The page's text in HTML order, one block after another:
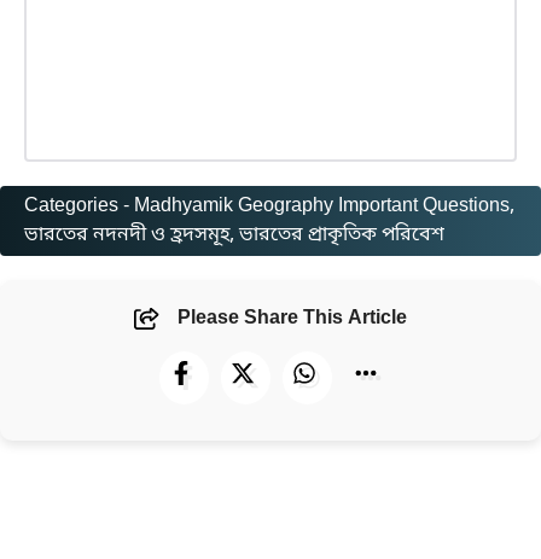
Categories - Madhyamik Geography Important Questions
ভারতের নদনদী ও হ্রদসমূহ, ভারতের প্রাকৃতিক পরিবেশ
Please Share This Article